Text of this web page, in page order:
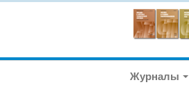
Журналы